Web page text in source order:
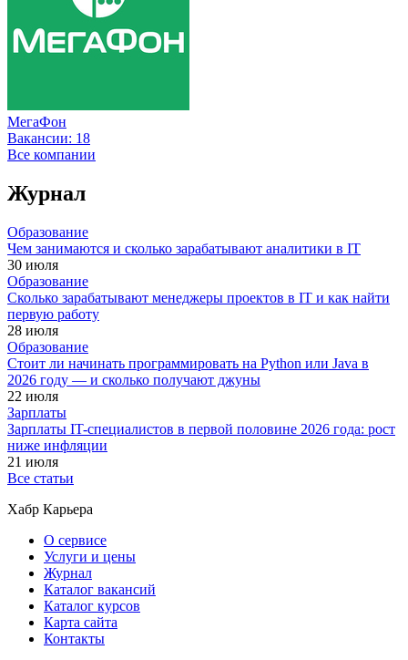
МегаФон
Вакансии: 18
Все компании
Журнал
Образование
Чем занимаются и сколько зарабатывают аналитики в IT
30 июля
Образование
Сколько зарабатывают менеджеры проектов в IT и как найти
первую работу
28 июля
Образование
Стоит ли начинать программировать на Python или Java в
2026 году — и сколько получают джуны
22 июля
Зарплаты
Зарплаты IT-специалистов в первой половине 2026 года: рост
ниже инфляции
21 июля
Все статьи
Хабр Карьера
О сервисе
Услуги и цены
Журнал
Каталог вакансий
Каталог курсов
Карта сайта
Контакты